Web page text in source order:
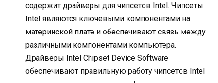
содержит драйверы для чипсетов Intel. Чипсеты
Intel являются ключевыми компонентами на
материнской плате и обеспечивают связь между
различными компонентами компьютера.
Драйверы Intel Chipset Device Software
обеспечивают правильную работу чипсетов Intel